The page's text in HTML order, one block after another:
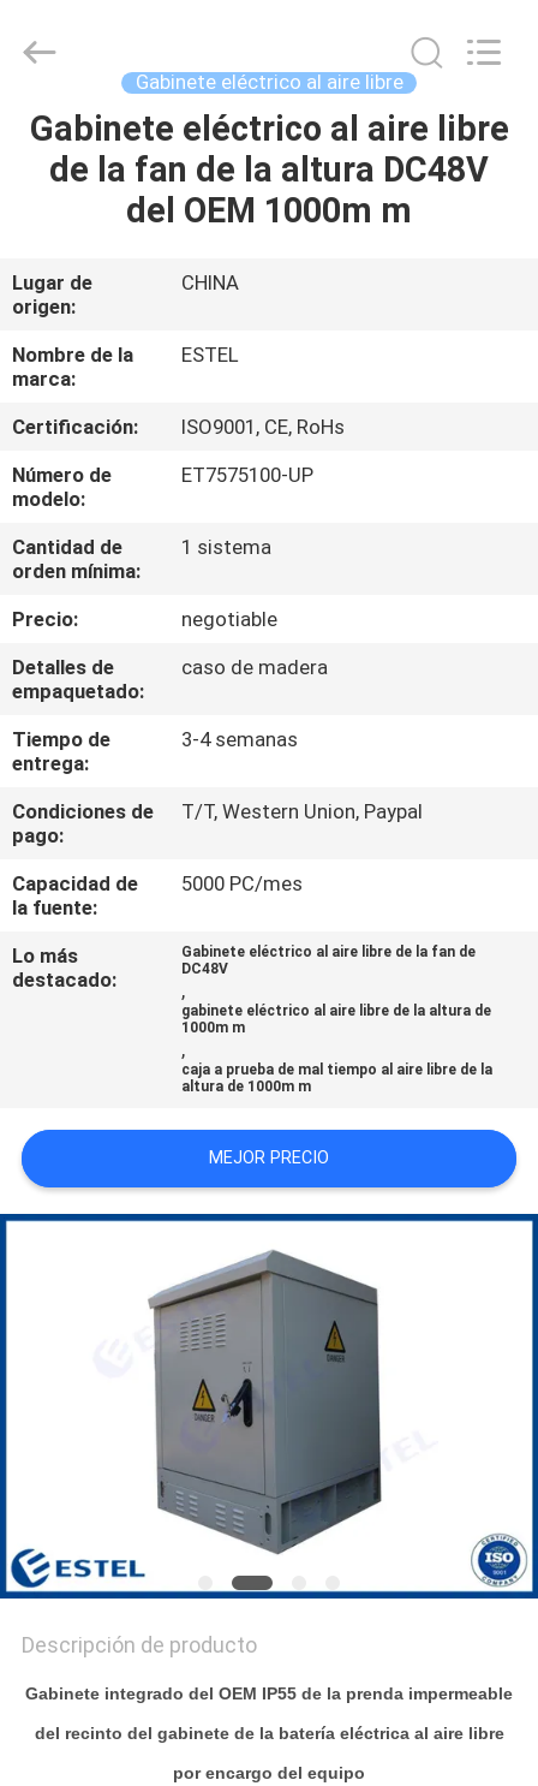
HOGAR
PRODUCTOS
SOBRE
NOSOTROS
VIAJE
DE
LA
DE
CALIDAD
ÉNTRENOS
EN
CONTACTO
CON
NOTICIAS
MAPA
DEL
ELECTRONIC
SCIENCE
Reserved.
Gabinete eléctrico al aire libre
Gabinete eléctrico al aire libre
de la fan de la altura DC48V
del OEM 1000m m
Lugar de
origen:
CHINA
Nombre de la
marca:
ESTEL
Certificación:
ISO9001, CE, RoHs
Número de
modelo:
ET7575100-UP
Cantidad de
orden mínima:
1 sistema
Precio:
negotiable
Detalles de
empaquetado:
caso de madera
Tiempo de
entrega:
3-4 semanas
Condiciones de
pago:
T/T, Western Union, Paypal
Capacidad de
la fuente:
5000 PC/mes
Lo más
destacado:
Gabinete eléctrico al aire libre de la fan de
DC48V
,
gabinete eléctrico al aire libre de la altura de
1000m m
,
caja a prueba de mal tiempo al aire libre de la
altura de 1000m m
MEJOR PRECIO
Descripción de producto
Gabinete integrado del OEM IP55 de la prenda impermeable
del recinto del gabinete de la batería eléctrica al aire libre
por encargo del equipo